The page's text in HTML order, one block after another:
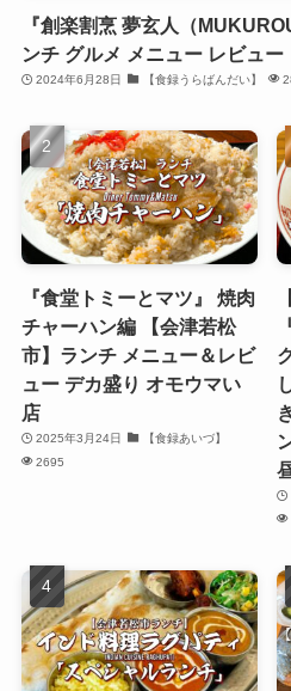
『創楽割烹 夢玄人（
ンチ グルメ メニュー レビュ
2024年6月28日 【食録うらばんだい】
『食堂トミーとマツ』 焼肉
チャーハン編 【会津若松
市】ランチ メニュー＆レビ
ュー デカ盛り オモウマい
店
2025年3月24日
【食録あいづ】
2695